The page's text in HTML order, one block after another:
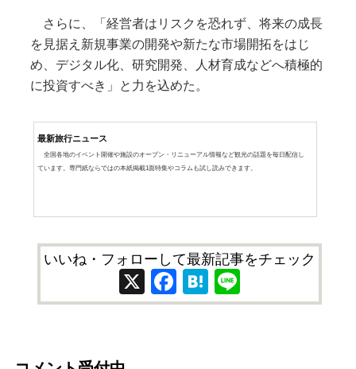
さらに、「経営者はリスクを恐れず、将来の成長
を見据え新規事業の開発や新たな市場開拓をはじ
め、デジタル化、研究開発、人材育成などへ積極的
に投資すべき」と力を込めた。
最新旅行ニュース
全国各地のイベント開催や施設のオープン・リニューアル情報など観光の話題を毎日配信し
ています。専門紙ならではの本紙掲載1面特集やコラムも試し読みできます。
いいね・フォローして最新記事をチェック
X Facebook
Hatena